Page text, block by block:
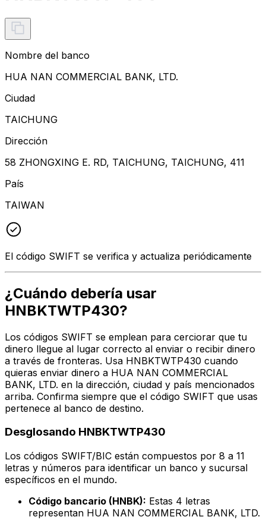
Nombre del banco
HUA NAN COMMERCIAL BANK, LTD.
Ciudad
TAICHUNG
Dirección
58 ZHONGXING E. RD, TAICHUNG, TAICHUNG, 411
País
TAIWAN
El código SWIFT se verifica y actualiza periódicamente
¿Cuándo debería usar
HNBKTWTP430?
Los códigos SWIFT se emplean para cerciorar que tu
dinero llegue al lugar correcto al enviar o recibir dinero
a través de fronteras. Usa HNBKTWTP430 cuando
quieras enviar dinero a HUA NAN COMMERCIAL
BANK, LTD. en la dirección, ciudad y país mencionados
arriba. Confirma siempre que el código SWIFT que usas
pertenece al banco de destino.
Desglosando HNBKTWTP430
Los códigos SWIFT/BIC están compuestos por 8 a 11
letras y números para identificar un banco y sucursal
específicos en el mundo.
Código bancario (HNBK): Estas 4 letras
representan HUA NAN COMMERCIAL BANK, LTD.